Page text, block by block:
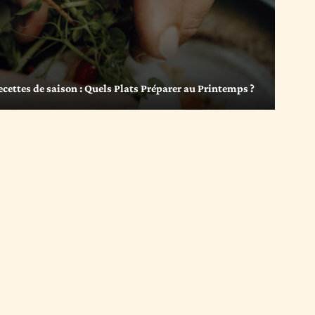
de saison : Quels Plats Préparer au Printemps ?